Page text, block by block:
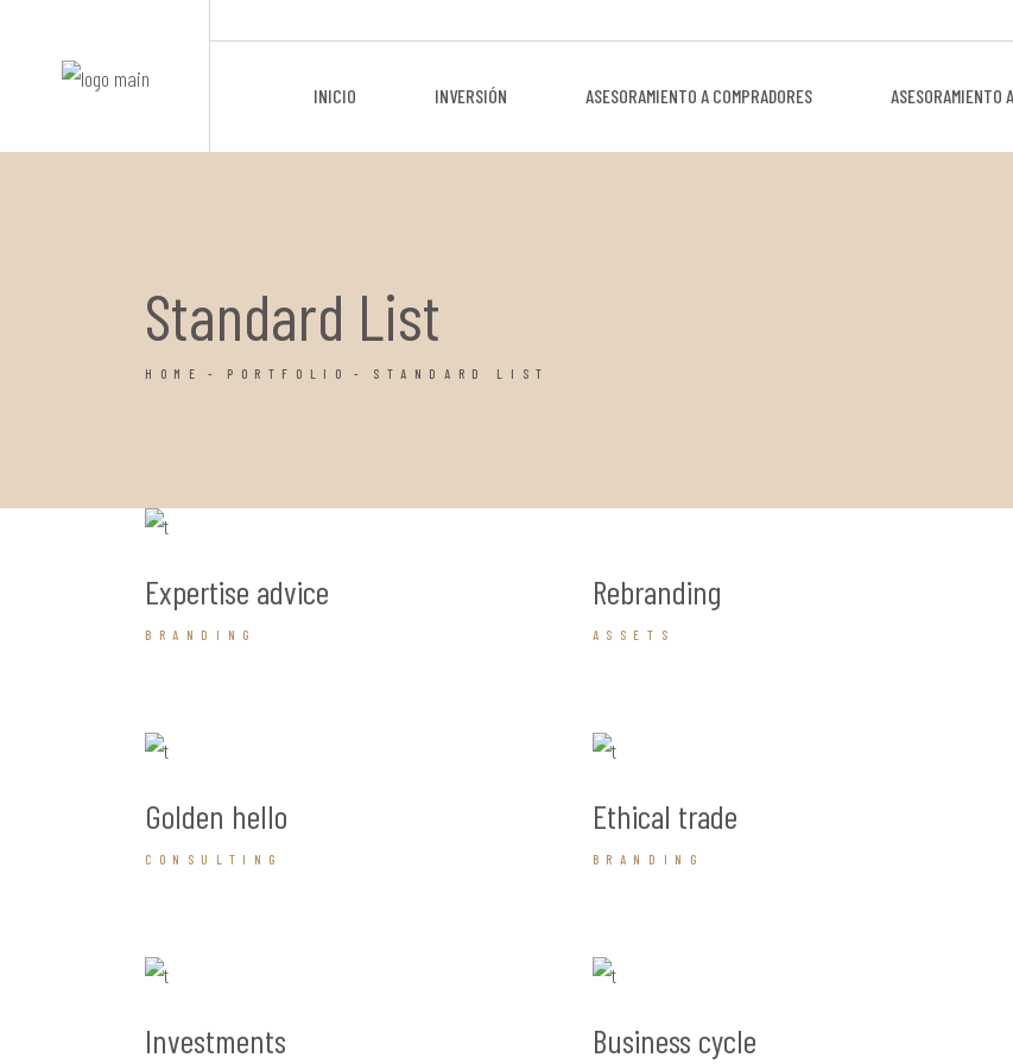
INICIO INVERSIÓN ASESORAMIENTO A COMPRADORES ASESORAMIENTO
Standard List
HOME PORTFOLIO STANDARD LIST
Expertise advice
BRANDING
Rebranding
ASSETS
Golden hello
CONSULTING
Ethical trade
BRANDING
Investments Business cycle